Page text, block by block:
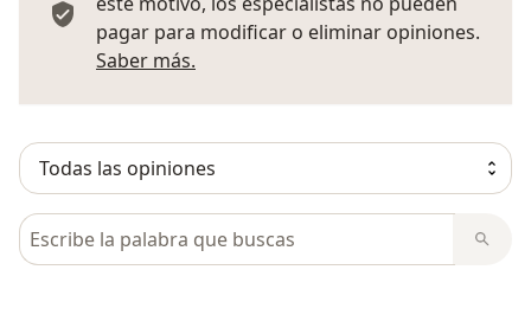
pagar para modificar o eliminar opiniones.
Saber más.
Busca en opiniones